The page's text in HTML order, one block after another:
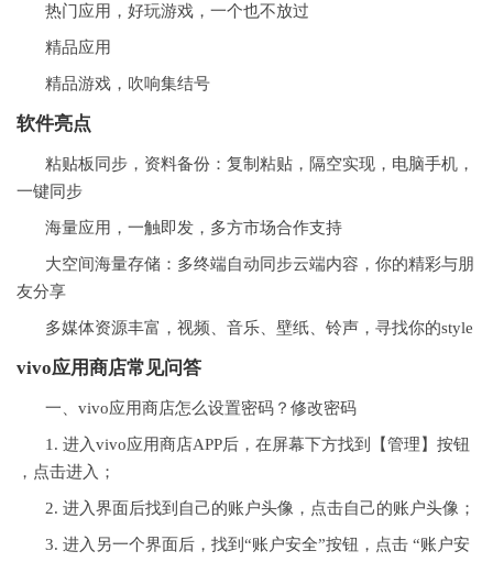
热门应用，好玩游戏，一个也不放过
精品应用
精品游戏，吹响集结号
软件亮点
粘贴板同步，资料备份：复制粘贴，隔空实现，电脑手机，
一键同步
海量应用，一触即发，多方市场合作支持
大空间海量存储：多终端自动同步云端内容，你的精彩与朋
友分享
多媒体资源丰富，视频、音乐、壁纸、铃声，寻找你的style
vivo应用商店常见问答
一、vivo应用商店怎么设置密码？修改密码
1. 进入vivo应用商店APP后，在屏幕下方找到【管理】按钮
，点击进入；
2. 进入界面后找到自己的账户头像，点击自己的账户头像；
3. 进入另一个界面后，找到“账户安全”按钮，点击 “账户安